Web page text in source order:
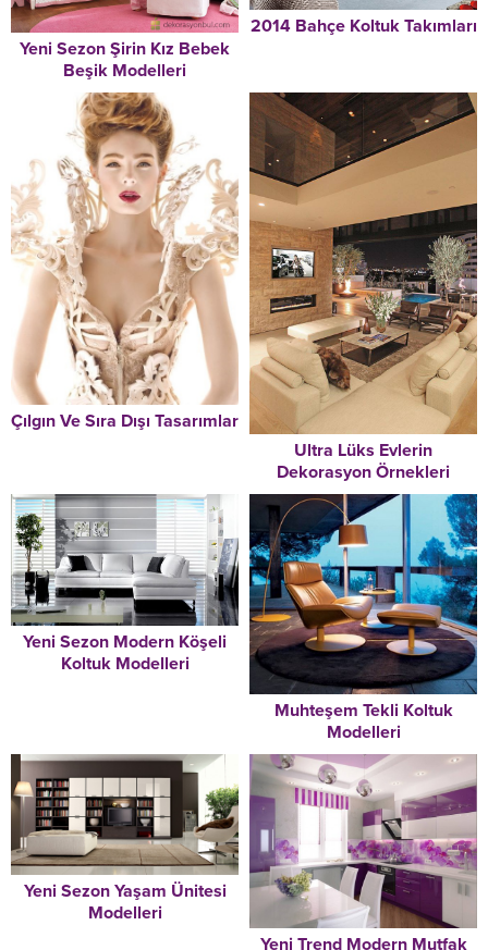
Yeni Sezon Şirin Kız Bebek
Beşik Modelleri
2014 Bahçe Koltuk Takımları
Çılgın Ve Sıra Dışı Tasarımlar
Ultra Lüks Evlerin
Dekorasyon Örnekleri
Yeni Sezon Modern Köşeli
Koltuk Modelleri
Muhteşem Tekli Koltuk
Modelleri
Yeni Sezon Yaşam Ünitesi
Modelleri
Yeni Trend Modern Mutfak